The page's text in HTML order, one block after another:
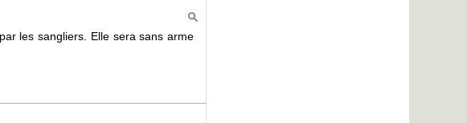
les sangliers. Elle sera sans arme